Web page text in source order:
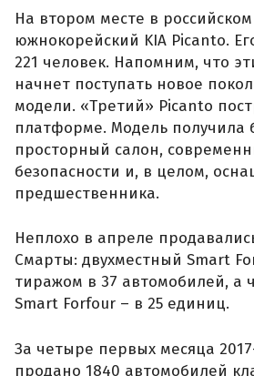
На втором месте в
южнокорейский KIA Picanto.
221 человек. Напомним, что
начнет поступать новое
модели. «Третий» Picanto
платформе. Модель получила
просторный салон,
безопасности и, в целом,
предшественника.
Неплохо в апреле
Смарты: двухместный Smart
тиражом в 37 автомобилей, а
Smart Forfour – в 25 единиц.
За четыре первых месяца
продано 1840 автомобилей